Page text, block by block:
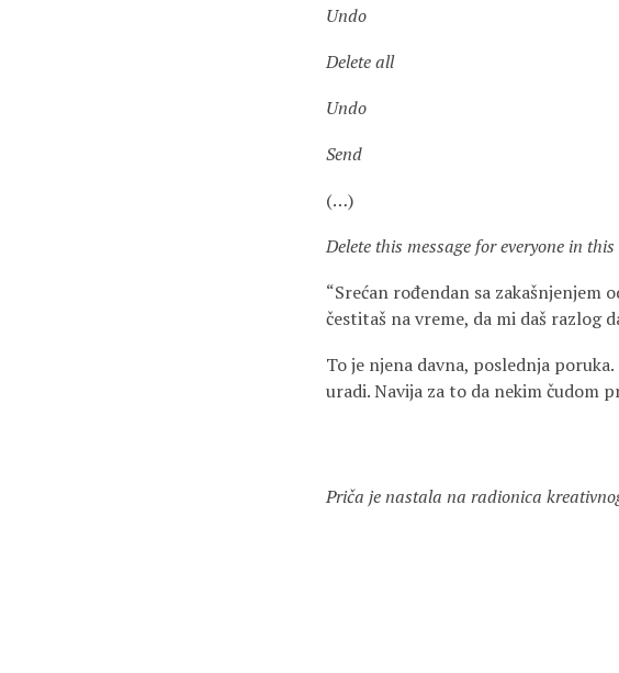
Undo
Delete all
Undo
Send
(…)
Delete this message for everyone in
“Srećan rođendan sa zakašnjenjem
čestitaš na vreme, da mi daš razlog
To je njena davna, poslednja
uradi. Navija za to da nekim čudom
Priča je nastala na radionica